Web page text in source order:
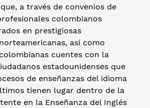
a través de convenios de
colombianos
en prestigiosas
así como
cuentes con la
estadounidenses que
de enseñanzas del idioma
tienen lugar dentro de la
en la Enseñanza del Inglés